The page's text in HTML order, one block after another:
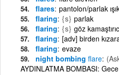
flares pantolon/parlak
flaring {s} parlak
flaring {s} göz
flaring [adv] birden
flaring evaze
night bombing flare
AYDINLATMA BOMBASI: